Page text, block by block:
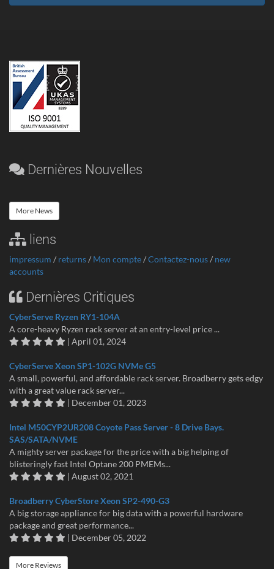
Dernières Nouvelles
More News
liens
impressum / returns/ Mon compte/Contactez-nous/ new
accounts
Dernières Critiques
CyberServe Ryzen RY1-104A
A core-heavy Ryzen rack server at an entry-level price ...
| April 01, 2024
CyberServe Xeon SP1-102G NVMe G5
A small, powerful, and affordable rack server. Broadberry gets edgy
with a great value rack server...
| December 01, 2023
Intel M50CYP2UR208 Coyote Pass Server - 8 Drive Bays.
SAS/SATA/NVME
A mighty server package for the price with a big helping of
blisteringly fast Intel Optane 200 PMEMs...
| August 02, 2021
Broadberry CyberStore Xeon SP2-490-G3
A big storage appliance for big data with a powerful hardware
package and great performance...
| December 05, 2022
More Reviews